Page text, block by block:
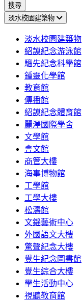
搜尋
淡水校園建築物
淡水校園建築物
紹謨紀念游泳館
騮先紀念科學館
鍾靈化學館
教育館
傳播館
紹謨紀念體育館
麗澤國際學舍
文學館
會文館
商管大樓
海事博物館
工學館
工學大樓
松濤館
文錙藝術中心
外國語文大樓
驚聲紀念大樓
覺生紀念圖書館
覺生綜合大樓
學生活動中心
視聽教育館